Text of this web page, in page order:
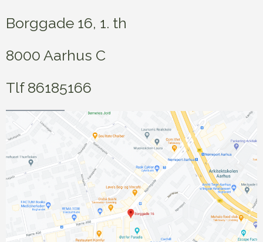
Borggade 16, 1. th
8000 Aarhus C
Tlf 86185166